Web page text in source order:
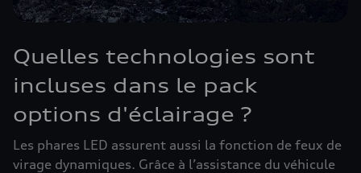
Quelles technologies sont
incluses dans le pack
options d'éclairage ?
Les phares LED assurent aussi la fonction de feux de
virage dynamiques. Grâce à l’assistance du véhicule